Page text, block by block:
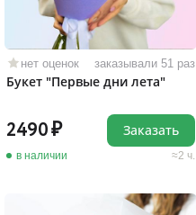
нет оценок заказывали 51 раз
Букет "Первые дни лета"
2490
в наличии 2 ч.
Заказать